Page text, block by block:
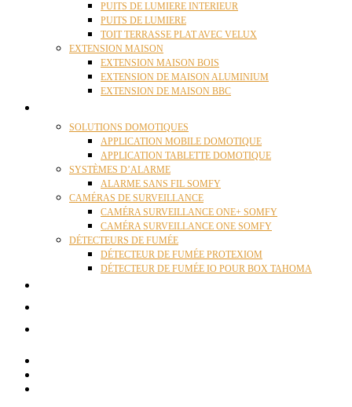
PUITS DE LUMIERE INTERIEUR
PUITS DE LUMIERE
TOIT TERRASSE PLAT AVEC VELUX
EXTENSION MAISON
EXTENSION MAISON BOIS
EXTENSION DE MAISON ALUMINIUM
EXTENSION DE MAISON BBC
SOLUTIONS DOMOTIQUES
APPLICATION MOBILE DOMOTIQUE
APPLICATION TABLETTE DOMOTIQUE
SYSTÈMES D’ALARME
ALARME SANS FIL SOMFY
CAMÉRAS DE SURVEILLANCE
CAMÉRA SURVEILLANCE ONE+ SOMFY
CAMÉRA SURVEILLANCE ONE SOMFY
DÉTECTEURS DE FUMÉE
DÉTECTEUR DE FUMÉE PROTEXIOM
DÉTECTEUR DE FUMÉE IO POUR BOX TAHOMA